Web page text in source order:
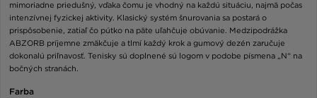
mimoriadne priedušný, vďaka čomu je vhodný na každú situáciu, najmä počas
intenzívnej fyzickej aktivity. Klasický systém šnurovania sa postará o
prispôsobenie, zatiaľ čo pútko na päte uľahčuje obúvanie. Medzipodrážka
ABZORB príjemne zmäkčuje a tlmí každý krok a gumový dezén zaručuje
dokonalú priľnavosť. Tenisky sú doplnené sú logom v podobe písmena „N“ na
bočných stranách.
Farba